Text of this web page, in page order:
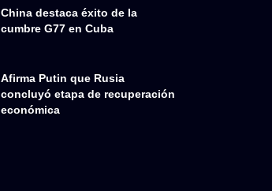
China destaca éxito de la
cumbre G77 en Cuba
Afirma Putin que Rusia
concluyó etapa de recuperación
económica